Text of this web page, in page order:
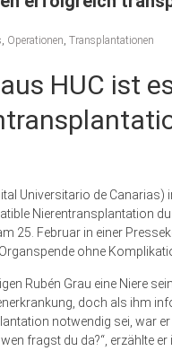
, Operationen, Transplantationen
HUC ist
Universitario de Canarias)
Nierentransplantation
25. Februar in einer
ohne
Rubén Grau eine Niere
doch als ihm
notwendig sei, war
fragst du da?“, erzählte